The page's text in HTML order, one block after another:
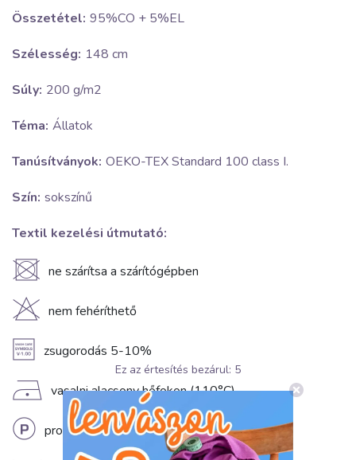
Összetétel: 95%CO + 5%EL
Szélesség: 148 cm
Súly: 200 g/m2
Téma: Állatok
Tanúsítványok: OEKO-TEX Standard 100 class I.
Szín: sokszínű
Textil kezelési útmutató:
U ne szárítsa a szárítógépben
H nem fehéríthető
A zsugorodás 5-10%
D vasalni alacsony hőfokon (110°C)
L professzionális vegytisztítás
Ez az értesítés bezárul: 5